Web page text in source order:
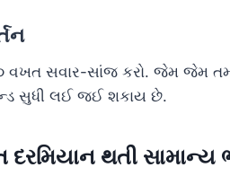
વખત સવાર-સાંજ કરો. જેમ જેમ
સુધી લઈ જઈ શકાય છે.
થતી સામાન્ય